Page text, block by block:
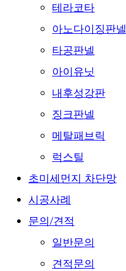
테라코타
아노다이징판넬
타공판넬
아이유닛
내후성강판
징크판넬
메탈패브릭
럭스틸
초미세먼지 차단망
시공사례
문의/견적
일반문의
견적문의